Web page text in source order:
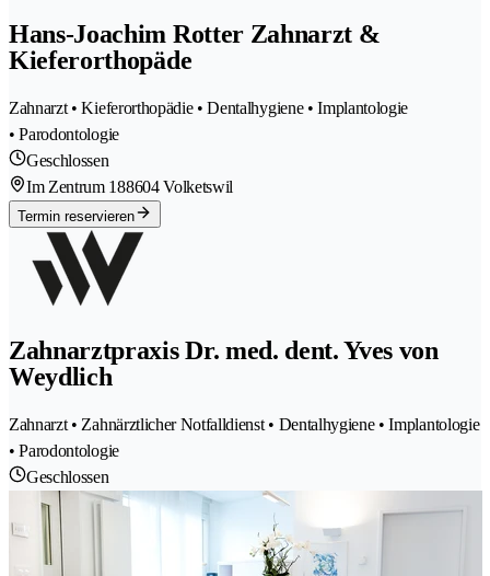
Hans-Joachim Rotter Zahnarzt &
Kieferorthopäde
Zahnarzt • Kieferorthopädie • Dentalhygiene • Implantologie
• Parodontologie
Geschlossen
Im Zentrum 188604 Volketswil
Termin reservieren
Zahnarztpraxis Dr. med. dent. Yves von
Weydlich
Zahnarzt • Zahnärztlicher Notfalldienst • Dentalhygiene • Implantologie
• Parodontologie
Geschlossen